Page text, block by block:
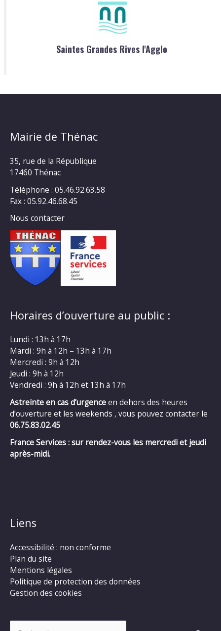
Saintes Grandes Rives l'Agglo
Mairie de Thénac
35, rue de la République
17460 Thénac
Téléphone : 05.46.92.63.58
Fax : 05.92.46.68.45
Nous contacter
Horaires d’ouverture au public :
Lundi : 13h à 17h
Mardi : 9h à 12h – 13h à 17h
Mercredi : 9h à 12h
Jeudi : 9h à 12h
Vendredi : 9h à 12h et 13h à 17h
Astreinte en cas d’urgenceen dehors des heures
d’ouverture et les weekends , vous pouvez contacter le
06.75.83.02.45
France Services : sur rendez-vous les mercredi et jeudi
après-midi.
Liens
Accessibilité : non conforme
Plan du site
Mentions légales
Politique de protection des données
Gestion des cookies